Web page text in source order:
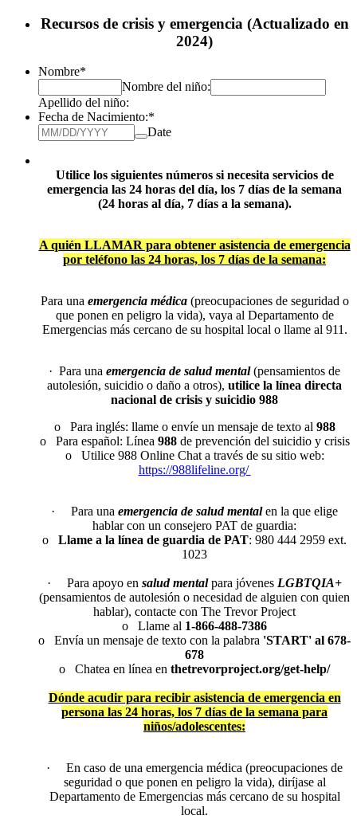
Recursos de crisis y emergencia (Actualizado en
2024)
Nombre*
Nombre del niño:
Apellido del niño:
Fecha de Nacimiento:*
Date
Utilice los siguientes números si necesita servicios de
emergencia las 24 horas del día, los 7 días de la semana
(24 horas al día, 7 días a la semana).
A quién LLAMAR para obtener asistencia de emergencia
por teléfono las 24 horas, los 7 días de la semana:
Para una emergencia médica(preocupaciones de seguridad o
que ponen en peligro la vida), vaya al Departamento de
Emergencias más cercano de su hospital local o llame al 911.
· Para una emergencia de salud mental(pensamientos de
autolesión, suicidio o daño a otros), utilice la línea directa
nacional de crisis y suicidio 988
o Para inglés: llame o envíe un mensaje de texto al 988
o Para español: Línea 988de prevención del suicidio y crisis
o Utilice 988 Online Chat a través de su sitio web:
https://988lifeline.org/
· Para una emergencia de salud mentalen la que elige
hablar con un consejero PAT de guardia:
o Llame a la línea de guardia de PAT: 980 444 2959 ext.
1023
· Para apoyo en salud mentalpara jóvenes LGBTQIA+
(pensamientos de autolesión o necesidad de alguien con quien
hablar), contacte con The Trevor Project
o Llame al 1-866-488-7386
o Envía un mensaje de texto con la palabra 'START' al 678-
678
o Chatea en línea en thetrevorproject.org/get-help/
Dónde acudir para recibir asistencia de emergencia en
persona las 24 horas, los 7 días de la semana para
niños/adolescentes:
· En caso de una emergencia médica (preocupaciones de
seguridad o que ponen en peligro la vida), diríjase al
Departamento de Emergencias más cercano de su hospital
local.